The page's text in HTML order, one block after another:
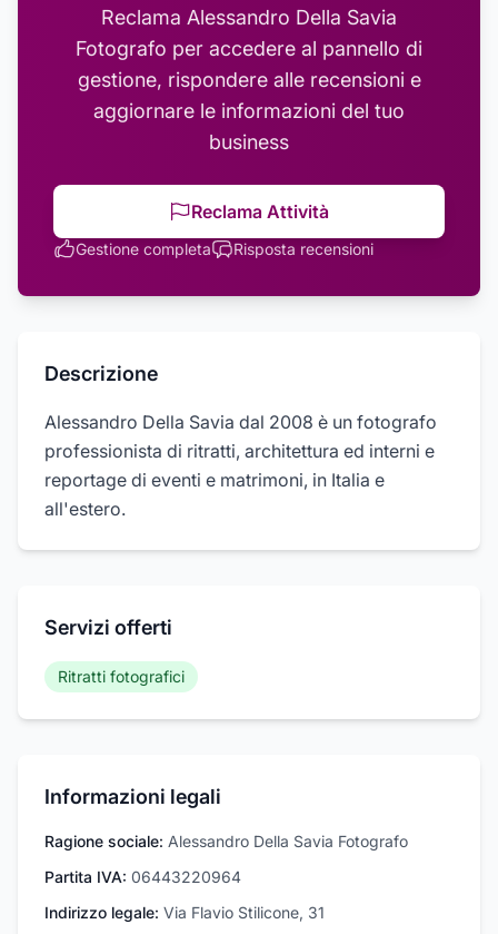
Reclama Alessandro Della Savia
Fotografo per accedere al pannello di
gestione, rispondere alle recensioni e
aggiornare le informazioni del tuo
business
Reclama Attività
Gestione completa Risposta recensioni
Descrizione
Alessandro Della Savia dal 2008 è un fotografo
professionista di ritratti, architettura ed interni e
reportage di eventi e matrimoni, in Italia e
all'estero.
Servizi offerti
Ritratti fotografici
Informazioni legali
Ragione sociale: Alessandro Della Savia Fotografo
Partita IVA: 06443220964
Indirizzo legale: Via Flavio Stilicone, 31